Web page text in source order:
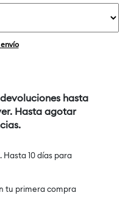
hasta
Hasta agotar
Hasta 10 días para
tu primera compra